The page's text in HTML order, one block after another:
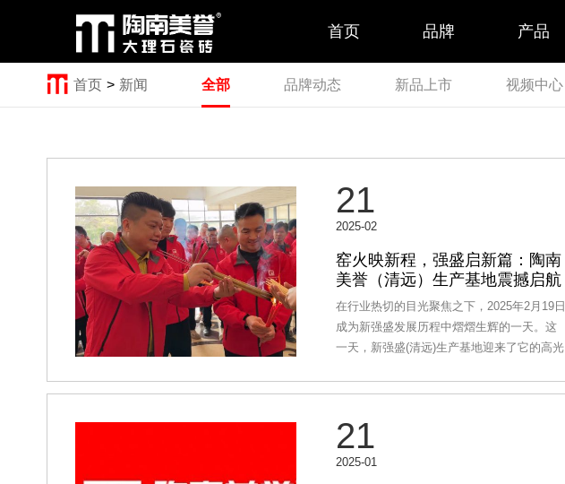
首页 品牌 产品
首页 > 新闻 全部 品牌动态 新品上市 视频中心
21
2025-02
窑火映新程，强盛启新篇：陶南
美誉（清远）生产基地震撼启航
在行业热切的目光聚焦之下，2025年2月19日
成为新强盛发展历程中熠熠生辉的一天。这
一天，新强盛(清远)生产基地迎来了它的高光
幕。震撼开场，点燃奋进引擎当清晨的第一
缕阳光洒向清远生产基地，现场早已是一片
21
2025-01